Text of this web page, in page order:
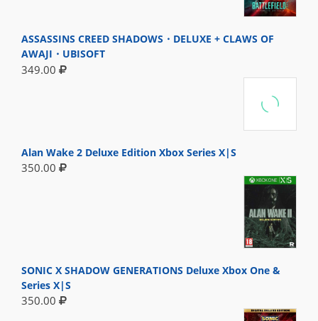
ASSASSINS CREED SHADOWS・DELUXE + CLAWS OF
AWAJI・UBISOFT
349.00
Alan Wake 2 Deluxe Edition Xbox Series X|S
350.00
SONIC X SHADOW GENERATIONS Deluxe Xbox One &
Series X|S
350.00